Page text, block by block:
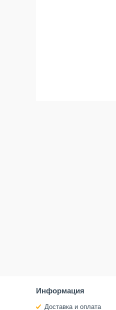
Информация
Доставка и оплата